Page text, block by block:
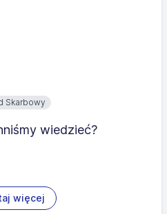
Skarbowy
wiedzieć?
więcej